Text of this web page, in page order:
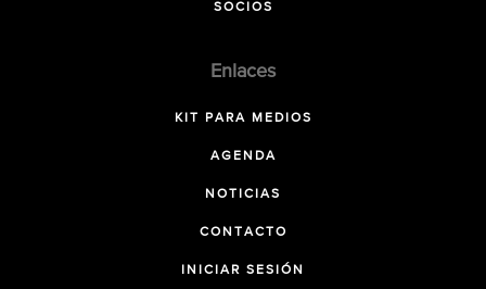
SOCIOS
Enlaces
KIT PARA MEDIOS
AGENDA
NOTICIAS
CONTACTO
INICIAR SESIÓN